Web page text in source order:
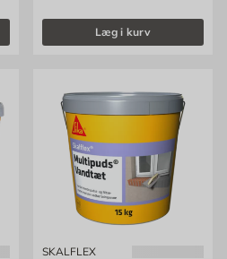
Læg i kurv
SKALFLEX